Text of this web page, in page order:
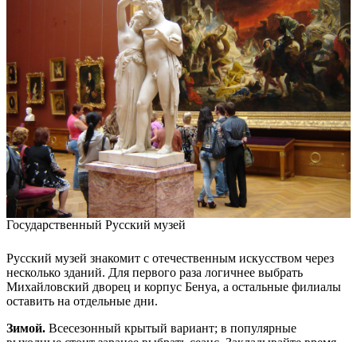
Государственный Русский музей
Русский музей знакомит с отечественным искусством через
несколько зданий. Для первого раза логичнее выбрать
Михайловский дворец и корпус Бенуа, а остальные филиалы
оставить на отдельные дни.
Зимой. Всесезонный крытый вариант; в популярные